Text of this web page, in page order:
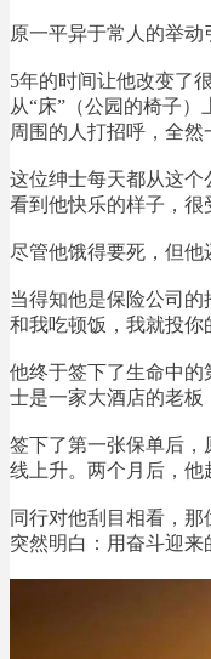
原一平异于常人的举动
5年的时间让他改变了
从“床”（公园的椅子
周围的人打招呼，全然
这位绅士每天都从这个
看到他快乐的样子，很
尽管他饿得要死，但他
当得知他是保险公司
和我吃顿饭，我就投你
他终于签下了生命中
士是一家大酒店的老板
签下了第一张保单后
线上升。两个月后，他
同行对他刮目相看，
突然明白：用奋斗迎来